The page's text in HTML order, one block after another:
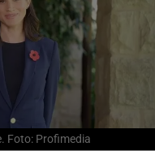
Foto: Profimedia